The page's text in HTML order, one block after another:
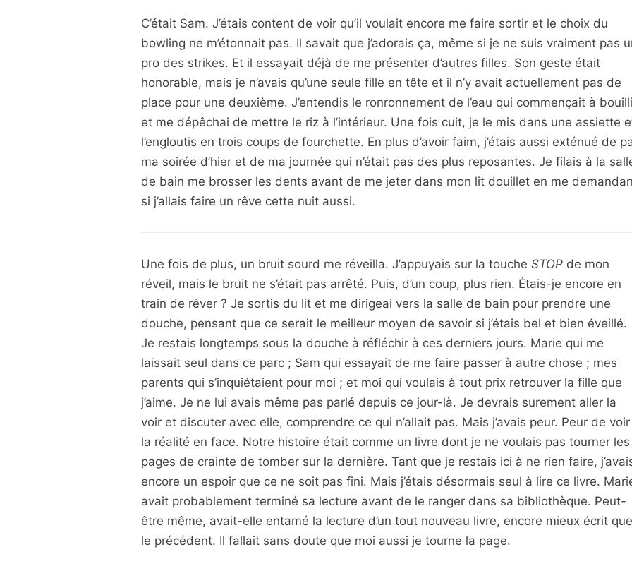
C’était Sam. J’étais content de voir qu’il voulait encore me faire sortir et le choix du
bowling ne m’étonnait pas. Il savait que j’adorais ça, même si je ne suis vraiment pas
pro des strikes. Et il essayait déjà de me présenter d’autres filles. Son geste était
honorable, mais je n’avais qu’une seule fille en tête et il n’y avait actuellement pas de
place pour une deuxième. J’entendis le ronronnement de l’eau qui commençait à
et me dépêchai de mettre le riz à l’intérieur. Une fois cuit, je le mis dans une assiette
l’engloutis en trois coups de fourchette. En plus d’avoir faim, j’étais aussi exténué de
ma soirée d’hier et de ma journée qui n’était pas des plus reposantes. Je filais à la
de bain me brosser les dents avant de me jeter dans mon lit douillet en me
si j’allais faire un rêve cette nuit aussi.
Une fois de plus, un bruit sourd me réveilla. J’appuyais sur la touche STOPde mon
réveil, mais le bruit ne s’était pas arrêté. Puis, d’un coup, plus rien. Étais-je encore en
train de rêver ? Je sortis du lit et me dirigeai vers la salle de bain pour prendre une
douche, pensant que ce serait le meilleur moyen de savoir si j’étais bel et bien éveillé.
Je restais longtemps sous la douche à réfléchir à ces derniers jours. Marie qui me
laissait seul dans ce parc ; Sam qui essayait de me faire passer à autre chose ; mes
parents qui s’inquiétaient pour moi ; et moi qui voulais à tout prix retrouver la fille que
j’aime. Je ne lui avais même pas parlé depuis ce jour-là. Je devrais surement aller la
voir et discuter avec elle, comprendre ce qui n’allait pas. Mais j’avais peur. Peur de voir
la réalité en face. Notre histoire était comme un livre dont je ne voulais pas tourner les
pages de crainte de tomber sur la dernière. Tant que je restais ici à ne rien faire,
encore un espoir que ce ne soit pas fini. Mais j’étais désormais seul à lire ce livre.
avait probablement terminé sa lecture avant de le ranger dans sa bibliothèque. Peut-
être même, avait-elle entamé la lecture d’un tout nouveau livre, encore mieux écrit que
le précédent. Il fallait sans doute que moi aussi je tourne la page.